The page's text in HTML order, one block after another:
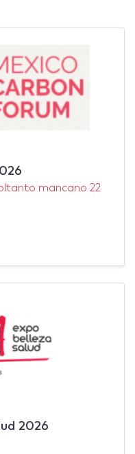
mancano 22
2026